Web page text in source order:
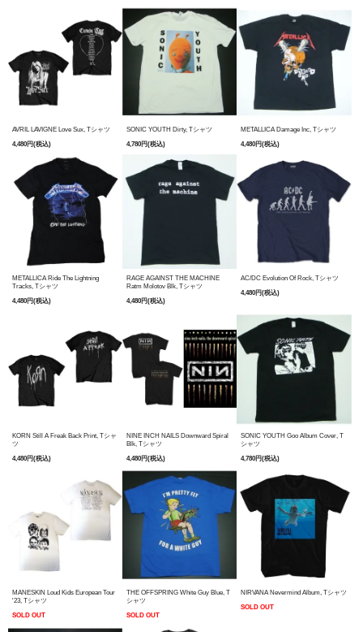
AVRIL LAVIGNE Love Sux, Tシャツ
4,480円(税込)
SONIC YOUTH Dirty, Tシャツ
4,780円(税込)
METALLICA Damage Inc, Tシャツ
4,480円(税込)
METALLICA Ride The Lightning
Tracks, Tシャツ
4,480円(税込)
RAGE AGAINST THE MACHINE
Ratm Molotov Blk, Tシャツ
4,480円(税込)
AC/DC Evolution Of Rock, Tシャツ
4,480円(税込)
KORN Still A Freak Back Print, Tシャ
ツ
4,480円(税込)
NINE INCH NAILS Downward Spiral
Blk, Tシャツ
4,480円(税込)
SONIC YOUTH Goo Album Cover, T
シャツ
4,780円(税込)
MANESKIN Loud Kids European Tour
'23, Tシャツ
SOLD OUT
THE OFFSPRING White Guy Blue, T
シャツ
SOLD OUT
NIRVANA Nevermind Album, Tシャツ
SOLD OUT